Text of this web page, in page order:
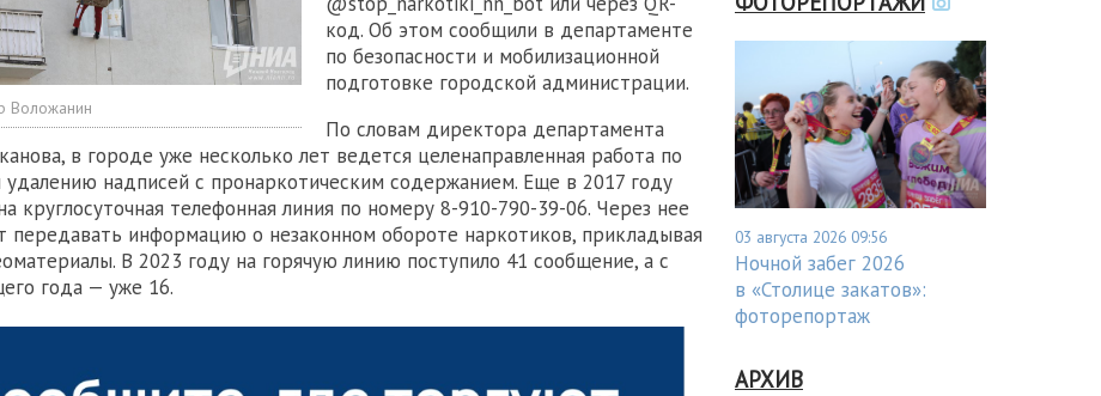
Воложанин
код. Об этом сообщили в департаменте
по безопасности и мобилизационной
подготовке городской администрации.
По словам директора департамента
в городе уже несколько лет ведется целенаправленная работа по
надписей с пронаркотическим содержанием. Еще в 2017 году
круглосуточная телефонная линия по номеру 8-910-790-39-06. Через нее
передавать информацию о незаконном обороте наркотиков, прикладывая
В 2023 году на горячую линию поступило 41 сообщение, а с
года — уже 16.
03 августа 2026 09:56
Ночной забег 2026
в «Столице закатов»:
фоторепортаж
АРХИВ